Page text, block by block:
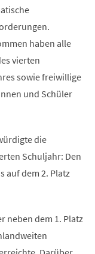
haben alle
vierten
sowie freiwillige
und Schüler
die
Schuljahr: Den
auf dem 2. Platz
neben dem 1. Platz